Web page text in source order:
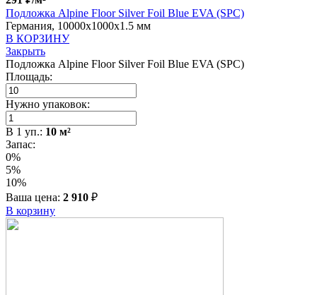
Подложка Alpine Floor Silver Foil Blue EVA (SPC)
Германия, 10000x1000x1.5 мм
В КОРЗИНУ
Закрыть
Подложка Alpine Floor Silver Foil Blue EVA (SPC)
Площадь:
Нужно упаковок:
В 1 уп.: 10 м²
Запас:
0%
5%
10%
Ваша цена: 2 910 ₽
В корзину